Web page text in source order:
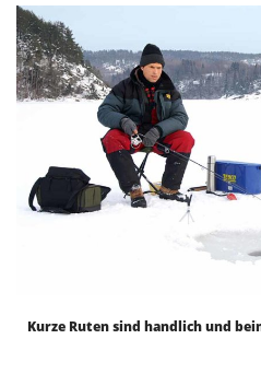
Kurze Ruten sind handlich und